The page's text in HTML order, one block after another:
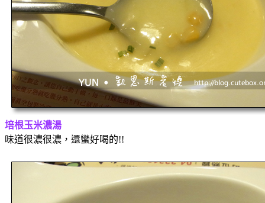
培根玉米濃湯
味道很濃很濃，還蠻好喝的!!